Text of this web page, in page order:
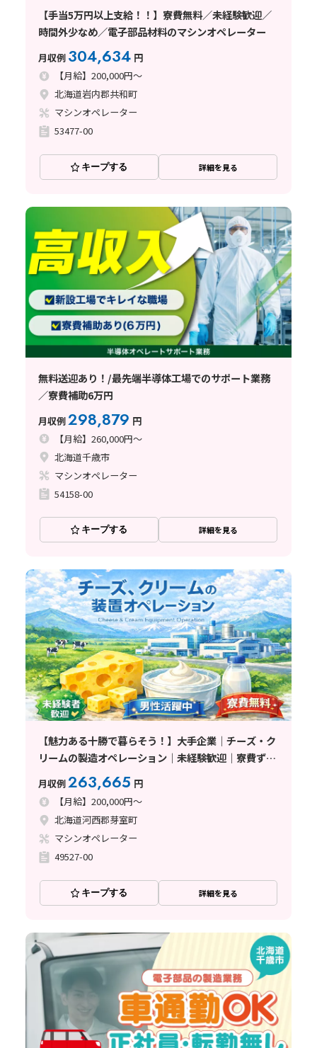
【手当5万円以上支給！！】寮費無料／未経験歓迎／
時間外少なめ／電子部品材料のマシンオペレーター
月収例 304,634 円
【月給】200,000円～
北海道岩内郡共和町
マシンオペレーター
53477-00
キープする 詳細を見る
無料送迎あり！/最先端半導体工場でのサポート業務
／寮費補助6万円
月収例298,879 円
【月給】260,000円～
北海道千歳市
マシンオペレーター
54158-00
キープする 詳細を見る
【魅力ある十勝で暮らそう！】大手企業｜チーズ・ク
リームの製造オペレーション｜未経験歓迎｜寮費ずー
っと無料｜光熱費補助手当２万円
月収例263,665 円
【月給】200,000円～
北海道河西郡芽室町
マシンオペレーター
49527-00
キープする 詳細を見る